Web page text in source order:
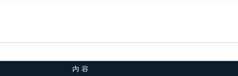
内容